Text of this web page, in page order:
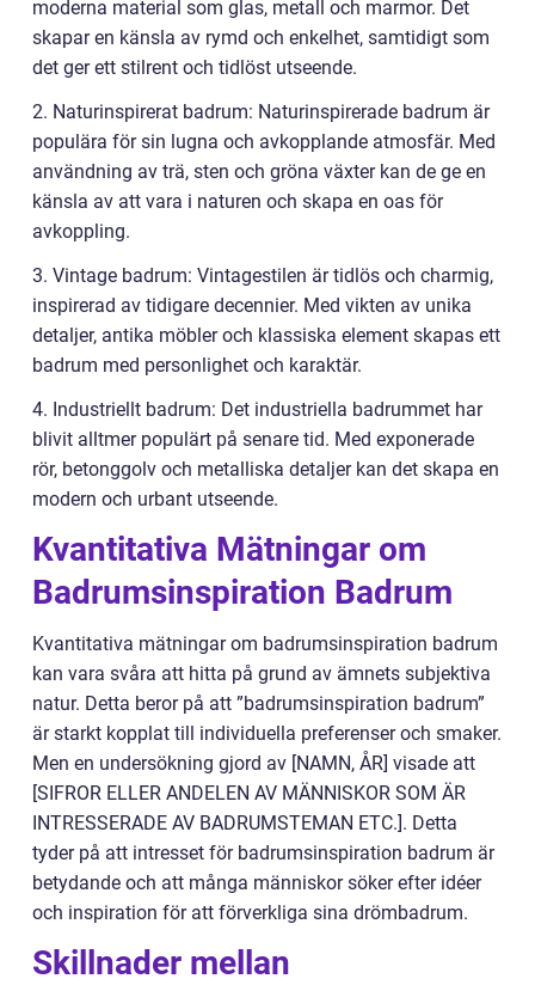
moderna material som glas, metall och marmor. Det
skapar en känsla av rymd och enkelhet, samtidigt som
det ger ett stilrent och tidlöst utseende.
2. Naturinspirerat badrum: Naturinspirerade badrum är
populära för sin lugna och avkopplande atmosfär. Med
användning av trä, sten och gröna växter kan de ge en
känsla av att vara i naturen och skapa en oas för
avkoppling.
3. Vintage badrum: Vintagestilen är tidlös och charmig,
inspirerad av tidigare decennier. Med vikten av unika
detaljer, antika möbler och klassiska element skapas ett
badrum med personlighet och karaktär.
4. Industriellt badrum: Det industriella badrummet har
blivit alltmer populärt på senare tid. Med exponerade
rör, betonggolv och metalliska detaljer kan det skapa en
modern och urbant utseende.
Kvantitativa Mätningar om
Badrumsinspiration Badrum
Kvantitativa mätningar om badrumsinspiration badrum
kan vara svåra att hitta på grund av ämnets subjektiva
natur. Detta beror på att ”badrumsinspiration badrum”
är starkt kopplat till individuella preferenser och smaker.
Men en undersökning gjord av [NAMN, ÅR] visade att
[SIFROR ELLER ANDELEN AV MÄNNISKOR SOM ÄR
INTRESSERADE AV BADRUMSTEMAN ETC.]. Detta
tyder på att intresset för badrumsinspiration badrum är
betydande och att många människor söker efter idéer
och inspiration för att förverkliga sina drömbadrum.
Skillnader mellan